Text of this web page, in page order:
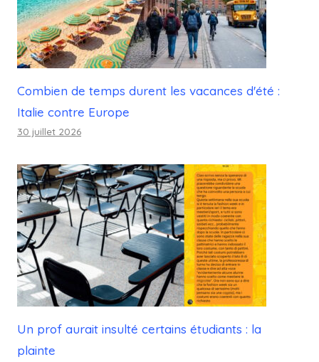
Combien de temps durent les vacances d'été :
Italie contre Europe
30 juillet 2026
Un prof aurait insulté certains étudiants : la
plainte